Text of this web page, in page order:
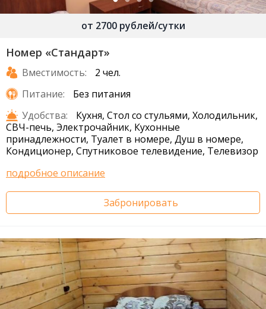
от 2700 рублей/сутки
Номер «Стандарт»
Вместимость:
2 чел.
Питание:
Без питания
Удобства:
Кухня, Стол со стульями, Холодильник,
СВЧ-печь, Электрочайник, Кухонные
принадлежности, Туалет в номере, Душ в номере,
Кондиционер, Спутниковое телевидение, Телевизор
подробное описание
Забронировать